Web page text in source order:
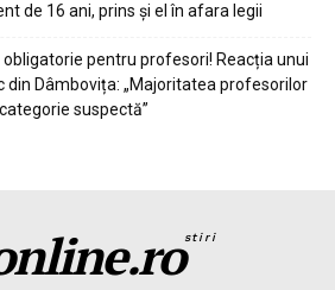
de 16 ani, prins și el în afara legii
obligatorie pentru profesori! Reacția unui
din Dâmbovița: „Majoritatea profesorilor
suspectă”
stiri